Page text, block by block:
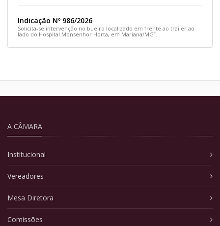
Indicação Nº 986/2026
Solicita-se intervenção no bueiro localizado em frente ao trailer ao
lado do Hospital Monsenhor Horta, em Mariana/MG”.
A CÂMARA
Institucional
Vereadores
Mesa Diretora
Comissões